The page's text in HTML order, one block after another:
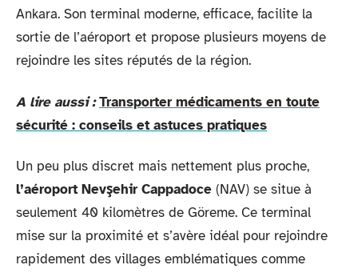
Ankara. Son terminal moderne, efficace, facilite la
sortie de l’aéroport et propose plusieurs moyens de
rejoindre les sites réputés de la région.
A lire aussi : Transporter médicaments en toute
sécurité : conseils et astuces pratiques
Un peu plus discret mais nettement plus proche,
l’aéroport Nevşehir Cappadoce (NAV) se situe à
seulement 40 kilomètres de Göreme. Ce terminal
mise sur la proximité et s’avère idéal pour rejoindre
rapidement des villages emblématiques comme